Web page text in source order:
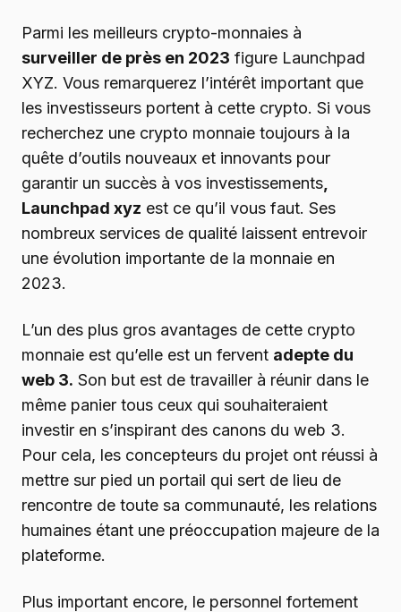
Parmi les meilleurs crypto-monnaies à
surveiller de près en 2023 figure Launchpad
XYZ. Vous remarquerez l’intérêt important que
les investisseurs portent à cette crypto. Si vous
recherchez une crypto monnaie toujours à la
quête d’outils nouveaux et innovants pour
garantir un succès à vos investissements
Launchpad xyz est ce qu’il vous faut. Ses
nombreux services de qualité laissent entrevoir
une évolution importante de la monnaie en
2023.
L’un des plus gros avantages de cette crypto
monnaie est qu’elle est un fervent adepte du
web 3. Son but est de travailler à réunir dans le
même panier tous ceux qui souhaiteraient
investir en s’inspirant des canons du web 3.
Pour cela, les concepteurs du projet ont réussi à
mettre sur pied un portail qui sert de lieu de
rencontre de toute sa communauté, les relations
humaines étant une préoccupation majeure de la
plateforme.
Plus important encore, le personnel fortement